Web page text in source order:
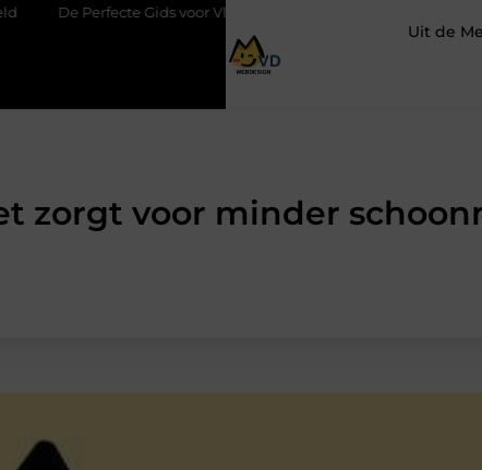
voor Vloerbedekking in Purmerend
Uit de
zorgt voor minder